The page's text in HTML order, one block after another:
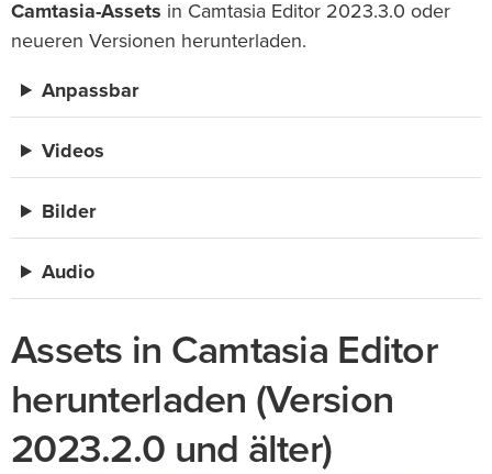
Camtasia-Assets in Camtasia Editor 2023.3.0 oder
neueren Versionen herunterladen.
Anpassbar
Videos
Bilder
Audio
Assets in Camtasia Editor
herunterladen (Version
2023.2.0 und älter)